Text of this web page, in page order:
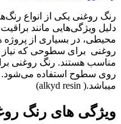
رنگ روغنی یکی از انواع
دلیل ویژگی‌هایی مانند
محیطی، در بسیاری از
روغنی برای سطوحی که نیاز
مناسب هستند. رنگ روغنی
روی سطوح استفاده می‌شود.
میباشد.( alkyd resin)
ویژگی های رنگ